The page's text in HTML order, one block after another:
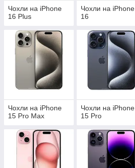
Чохли на iPhone
16 Plus
Чохли на iPhone
16
Чохли на iPhone
15 Pro Max
Чохли на iPhone
15 Pro